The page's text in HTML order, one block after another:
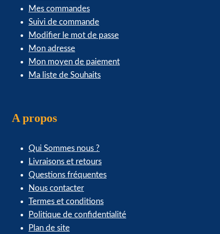
Mes commandes
Suivi de commande
Modifier le mot de passe
Mon adresse
Mon moyen de paiement
Ma liste de Souhaits
A propos
Qui Sommes nous ?
Livraisons et retours
Questions fréquentes
Nous contacter
Termes et conditions
Politique de confidentialité
Plan de site